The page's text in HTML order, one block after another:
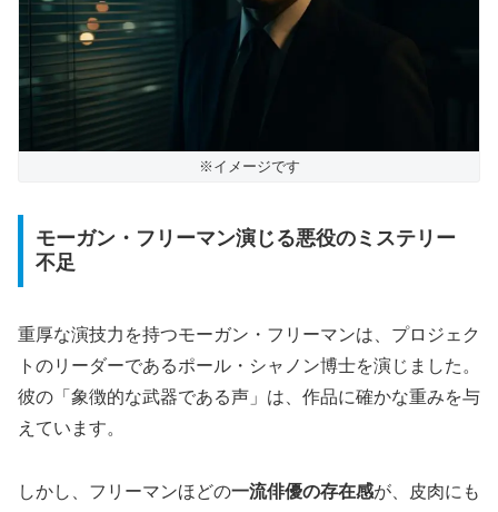
※イメージです
モーガン・フリーマン演じる悪役のミステリー
不足
重厚な演技力を持つモーガン・フリーマンは、プロジェク
トのリーダーであるポール・シャノン博士を演じました。
彼の「象徴的な武器である声」は、作品に確かな重みを与
えています。
しかし、フリーマンほどの一流俳優の存在感が、皮肉にも